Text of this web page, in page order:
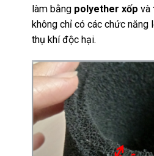
làm bằng polyether xốp và
không chỉ có các chức năng
thụ khí độc hại.